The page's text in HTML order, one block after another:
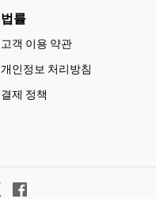
법률
고객 이용 약관
개인정보 처리방침
결제 정책